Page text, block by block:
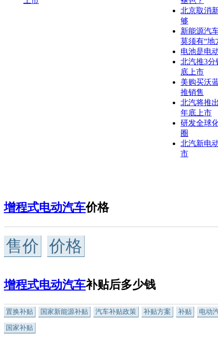
北京取消
够
新能源汽
莫须有“地
电池是电
北汽推3分
底上市
美购买沃
推销售
北汽将推
年底上市
研发全球
圈
北汽新电
市
增程式电动汽车价格
售价 价格
增程式电动汽车补贴后多少钱
置换补贴 国家新能源补贴 汽车补贴政策 补贴方案 补贴 电动
国家补贴